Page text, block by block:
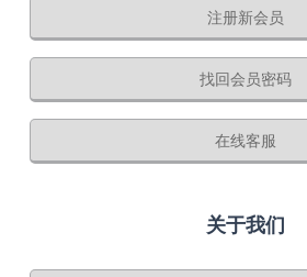
注册新会员
找回会员密码
在线客服
关于我们